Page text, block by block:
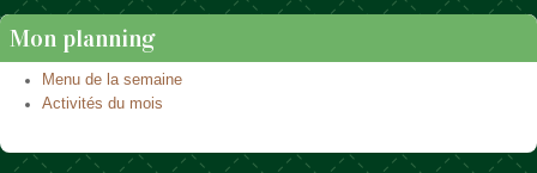
Mon planning
Menu de la semaine
Activités du mois